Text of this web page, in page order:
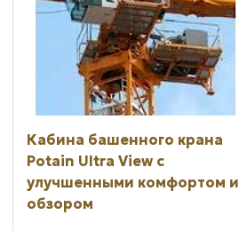
Кабина башенного крана
Potain Ultra View с
улучшенными комфортом и
обзором